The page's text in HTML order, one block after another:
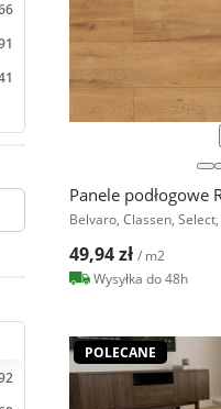
Panele podłogowe
Belvaro, Classen,
49,94 zł / m2
Wysyłka do 48h
POLECANE